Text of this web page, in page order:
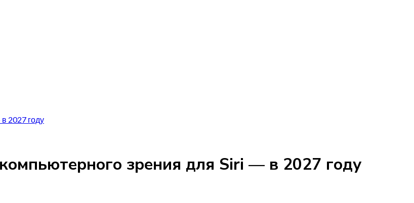
2027 году
зрения для Siri — в 2027 году